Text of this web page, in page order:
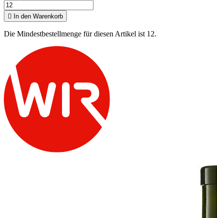
 In den Warenkorb
Die Mindestbestellmenge für diesen Artikel ist 12.